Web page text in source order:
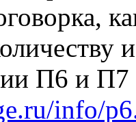
П6 и П7
info/